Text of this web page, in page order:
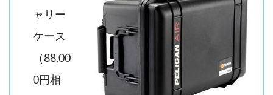
ャリー
ケース
（88,00
0円相